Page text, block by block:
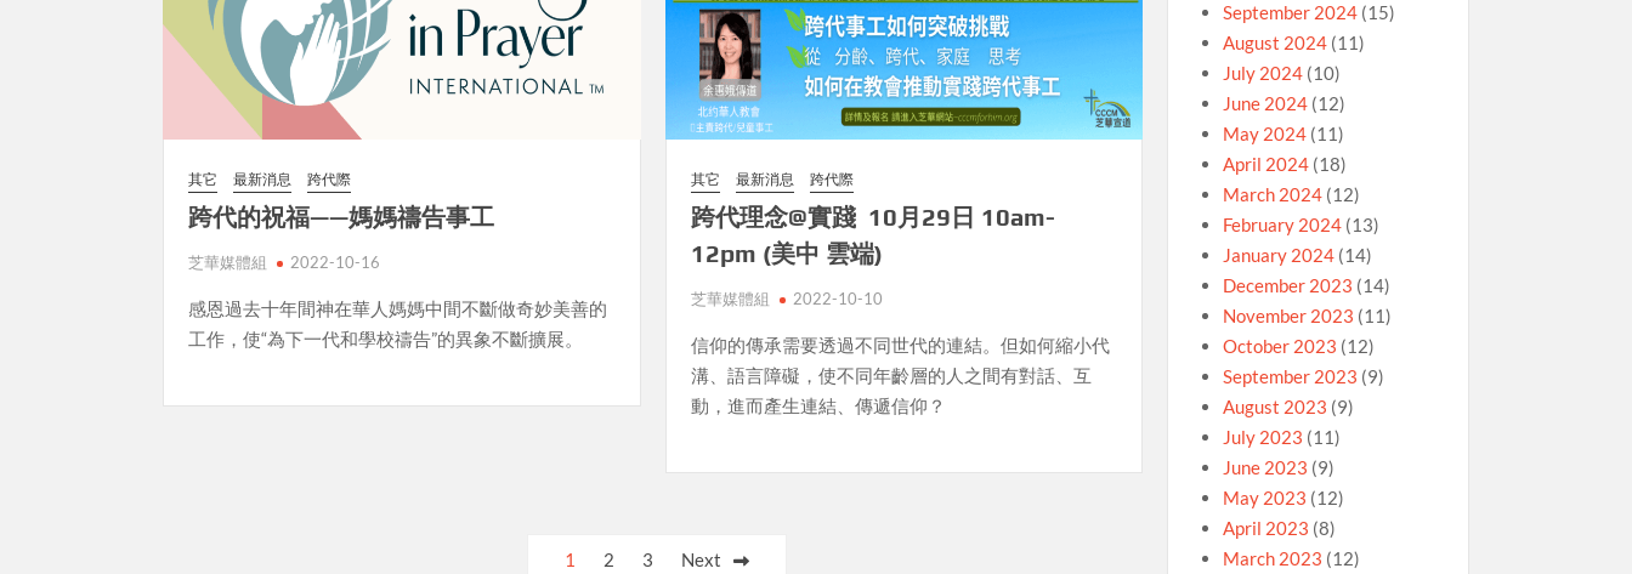
其它 最新消息 跨代際
跨代的祝福——媽媽禱告事工
芝華媒體組 2022-10-16
感恩過去十年間神在華人媽媽中間不斷做奇妙美善的
工作，使“為下一代和學校禱告”的異象不斷擴展。
其它 最新消息 跨代際
跨代理念@實踐 10月29日 10am-
12pm (美中 雲端)
芝華媒體組 2022-10-10
信仰的傳承需要透過不同世代的連結。但如何縮小代
溝、語言障礙，使不同年齡層的人之間有對話、互
動，進而產生連結、傳遞信仰？
1 2 3 Next
September 2024(15)
August 2024(11)
July 2024(10)
June 2024(12)
May 2024(11)
April 2024(18)
March 2024(12)
February 2024(13)
January 2024(14)
December 2023 (14)
November 2023 (11)
October 2023 (12)
September 2023 (9)
August 2023 (9)
July 2023 (11)
June 2023 (9)
May 2023 (12)
April 2023 (8)
March 2023 (12)